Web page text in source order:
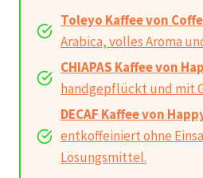
Toleyo Kaffee von
Arabica, volles Aroma
CHIAPAS Kaffee von
handgepflückt und mit
DECAF Kaffee von
entkoffeiniert ohne
Lösungsmittel.